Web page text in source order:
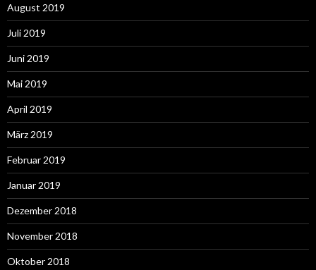
August 2019
Juli 2019
Juni 2019
Mai 2019
April 2019
März 2019
Februar 2019
Januar 2019
Dezember 2018
November 2018
Oktober 2018